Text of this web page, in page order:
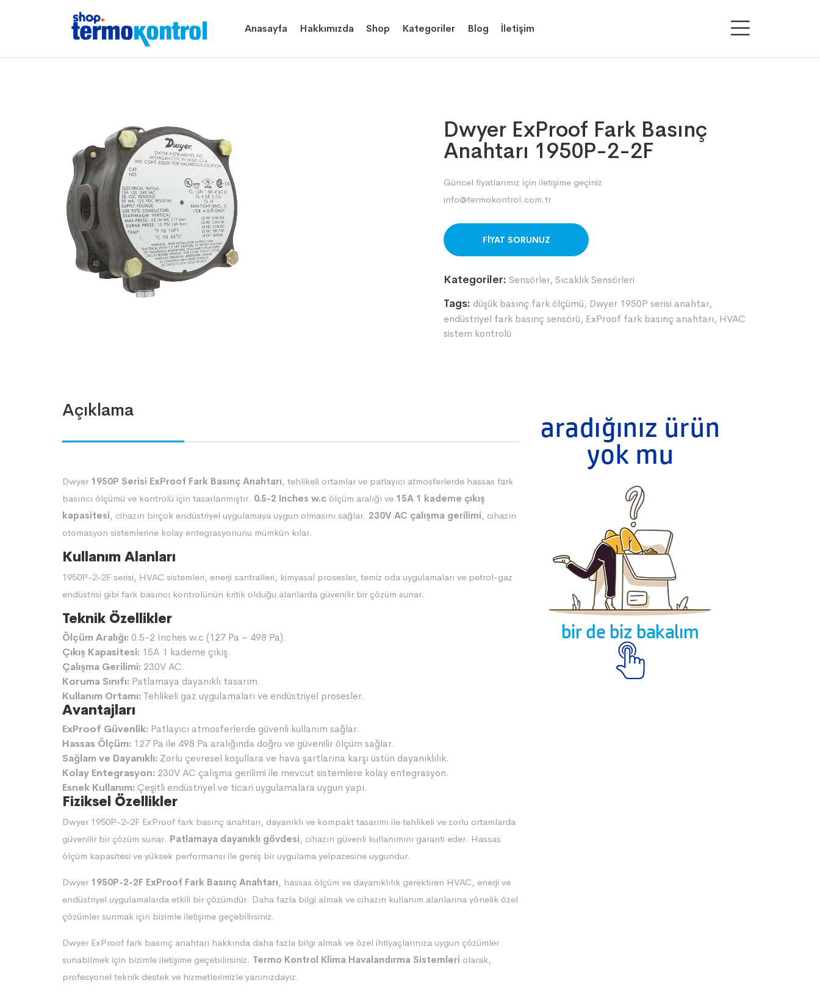
Anasayfa Hakkımızda Shop Kategoriler Blog İletişim
Dwyer ExProof Fark Basınç
Anahtarı 1950P-2-2F
Güncel fiyatlarımız için iletişime geçiniz
info@termokontrol.com.tr
ORDER ON WHATSAPP
Kategoriler: Sensörler, Sıcaklık Sensörleri
Tags: düşük basınç fark ölçümü, Dwyer 1950P serisi anahtar,
endüstriyel fark basınç sensörü, ExProof fark basınç anahtarı, HVAC
sistem kontrolü
Açıklama
Dwyer 1950P Serisi ExProof Fark Basınç Anahtarı, tehlikeli ortamlar ve patlayıcı atmosferlerde hassas fark
basıncı ölçümü ve kontrolü için tasarlanmıştır. 0.5-2 Inches w.c ölçüm aralığı ve 15A 1 kademe çıkış
kapasitesi, cihazın birçok endüstriyel uygulamaya uygun olmasını sağlar. 230V AC çalışma gerilimi, cihazın
otomasyon sistemlerine kolay entegrasyonunu mümkün kılar.
Kullanım Alanları
1950P-2-2F serisi, HVAC sistemleri, enerji santralleri, kimyasal prosesler, temiz oda uygulamaları ve petrol-gaz
endüstrisi gibi fark basıncı kontrolünün kritik olduğu alanlarda güvenilir bir çözüm sunar.
Teknik Özellikler
Ölçüm Aralığı: 0.5-2 Inches w.c (127 Pa – 498 Pa).
Çıkış Kapasitesi: 15A 1 kademe çıkış.
Çalışma Gerilimi: 230V AC.
Koruma Sınıfı: Patlamaya dayanıklı tasarım.
Kullanım Ortamı: Tehlikeli gaz uygulamaları ve endüstriyel prosesler.
Avantajları
ExProof Güvenlik: Patlayıcı atmosferlerde güvenli kullanım sağlar.
Hassas Ölçüm: 127 Pa ile 498 Pa aralığında doğru ve güvenilir ölçüm sağlar.
Sağlam ve Dayanıklı: Zorlu çevresel koşullara ve hava şartlarına karşı üstün dayanıklılık.
Kolay Entegrasyon: 230V AC çalışma gerilimi ile mevcut sistemlere kolay entegrasyon.
Esnek Kullanım: Çeşitli endüstriyel ve ticari uygulamalara uygun yapı.
Fiziksel Özellikler
Dwyer 1950P-2-2F ExProof fark basınç anahtarı, dayanıklı ve kompakt tasarımı ile tehlikeli ve zorlu ortamlarda
güvenilir bir çözüm sunar. Patlamaya dayanıklı gövdesi, cihazın güvenli kullanımını garanti eder. Hassas
ölçüm kapasitesi ve yüksek performansı ile geniş bir uygulama yelpazesine uygundur.
Dwyer 1950P-2-2F ExProof Fark Basınç Anahtarı, hassas ölçüm ve dayanıklılık gerektiren HVAC, enerji ve
endüstriyel uygulamalarda etkili bir çözümdür. Daha fazla bilgi almak ve cihazın kullanım alanlarına yönelik özel
çözümler sunmak için bizimle iletişime geçebilirsiniz.
Dwyer ExProof fark basınç anahtarı hakkında daha fazla bilgi almak ve özel ihtiyaçlarınıza uygun çözümler
sunabilmek için bizimle iletişime geçebilirsiniz. Termo Kontrol Klima Havalandırma Sistemleri olarak,
profesyonel teknik destek ve hizmetlerimizle yanınızdayız.